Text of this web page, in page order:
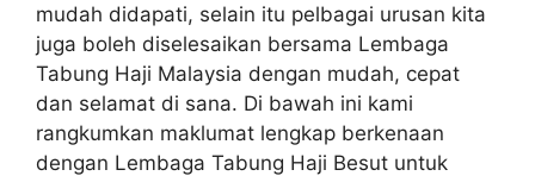
mudah didapati, selain itu pelbagai urusan kita
juga boleh diselesaikan bersama Lembaga
Tabung Haji Malaysia dengan mudah, cepat
dan selamat di sana. Di bawah ini kami
rangkumkan maklumat lengkap berkenaan
dengan Lembaga Tabung Haji Besut untuk